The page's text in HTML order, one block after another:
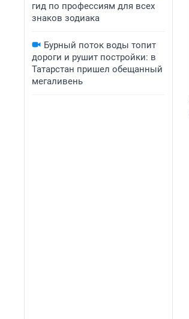
гид по профессиям для всех
знаков зодиака
Бурный поток воды топит
дороги и рушит постройки: в
Татарстан пришел обещанный
мегаливень